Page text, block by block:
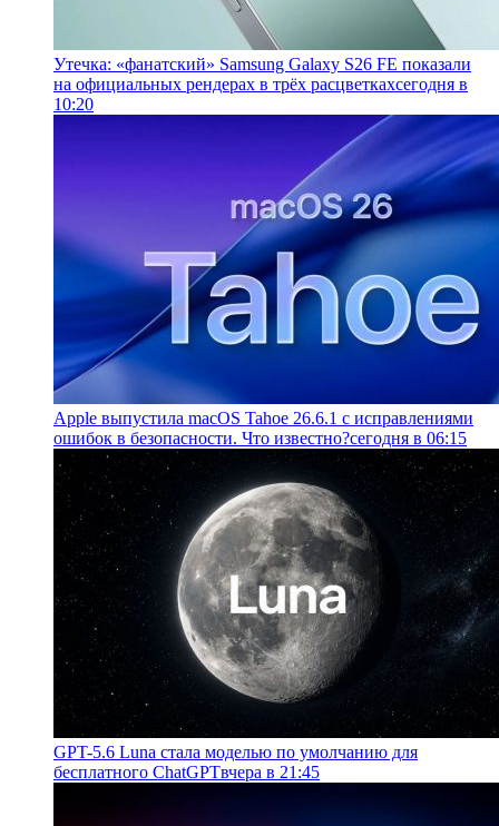
Утечка: «фанатский» Samsung Galaxy S26 FE показали
на официальных рендерах в трёх расцветкахсегодня в
10:20
Apple выпустила macOS Tahoe 26.6.1 с исправлениями
ошибок в безопасности. Что известно?сегодня в 06:15
GPT-5.6 Luna стала моделью по умолчанию для
бесплатного ChatGPTвчера в 21:45